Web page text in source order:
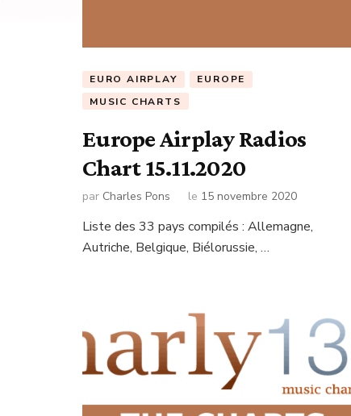
EURO AIRPLAY
EUROPE
MUSIC CHARTS
Europe Airplay Radios
Chart 15.11.2020
par Charles Pons le 15 novembre 2020
Liste des 33 pays compilés : Allemagne,
Autriche, Belgique, Biélorussie, …